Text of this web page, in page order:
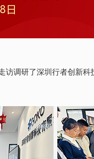
调研了深圳行者创新